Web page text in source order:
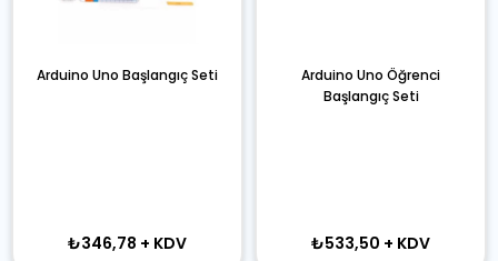
Arduino Uno Başlangıç Seti
₺346,78 + KDV
Arduino Uno Öğrenci
Başlangıç Seti
₺533,50 + KDV